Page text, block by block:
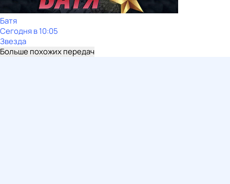
Батя
Сегодня в 10:05
Звезда
Больше похожих передач